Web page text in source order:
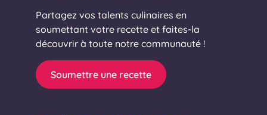
Partagez vos talents culinaires en
soumettant votre recette et faites-la
découvrir à toute notre communauté !
Soumettre une recette